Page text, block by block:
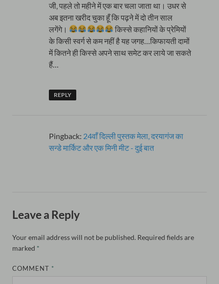
जी, पहले तो महीने में एक बार चला जाता था। उधर से
अब इतना खरीद चुका हूँ कि पढ़ने में दो तीन साल
लगेंगे।
किस्से कहानियों के प्रेमियों
के किसी स्वर्ग से कम नहीं है यह जगह…किफायती दामों
में कितने ही किस्से अपने साथ समेट कर लाये जा सकते
हैं…
REPLY
Pingback: 24वाँ दिल्ली पुस्तक मेला, दरयागंज का
सन्डे मार्किट और एक मिनी मीट - दुई बात
Leave a Reply
Your email address will not be published. Required fields are
marked *
COMMENT *